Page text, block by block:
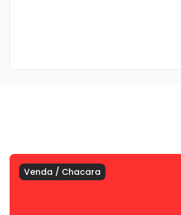
Venda / Chacara